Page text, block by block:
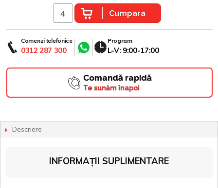
Cumpara
Comenzi telefonice
0312 287 300
Program
L-V: 9:00-17:00
Comandă rapidă
Te sunăm înapoi
Descriere
INFORMAȚII SUPLIMENTARE